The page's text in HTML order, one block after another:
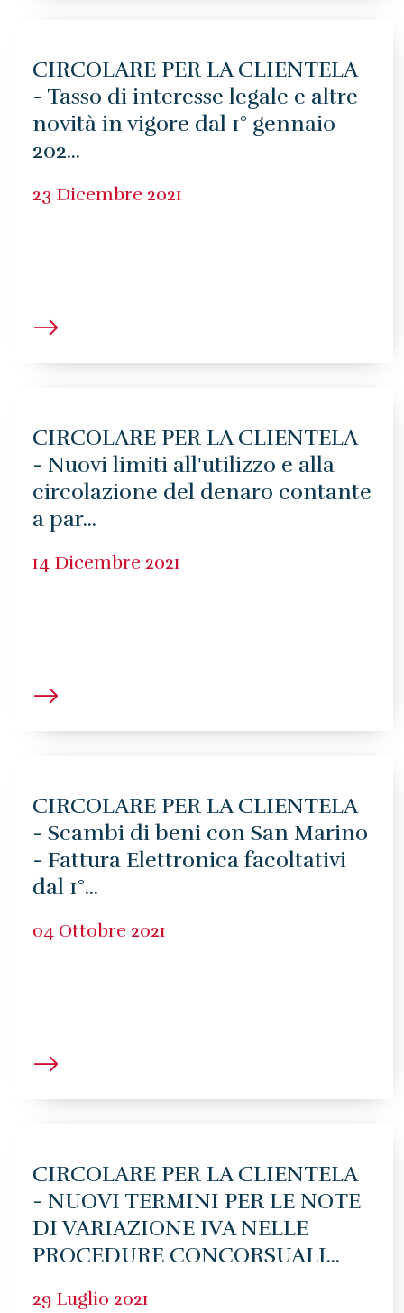
CIRCOLARE PER LA CLIENTELA
- Tasso di interesse legale e altre
novità in vigore dal 1° gennaio
202...
23 Dicembre 2021
CIRCOLARE PER LA CLIENTELA
- Nuovi limiti all'utilizzo e alla
circolazione del denaro contante
a par...
14 Dicembre 2021
CIRCOLARE PER LA CLIENTELA
- Scambi di beni con San Marino
- Fattura Elettronica facoltativi
dal 1°...
04 Ottobre 2021
CIRCOLARE PER LA CLIENTELA
- NUOVI TERMINI PER LE NOTE
DI VARIAZIONE IVA NELLE
PROCEDURE CONCORSUALI...
29 Luglio 2021